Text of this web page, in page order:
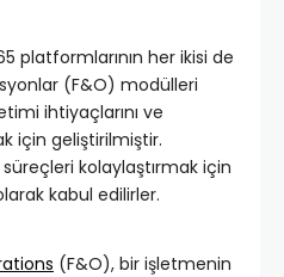
platformlarının her ikisi de
(F&O) modülleri
ihtiyaçlarını ve
için geliştirilmiştir.
kolaylaştırmak için
kabul edilirler.
(F&O), bir işletmenin